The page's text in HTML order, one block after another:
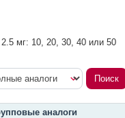
мг: 10, 20, 30, 40 или 50
аналоги